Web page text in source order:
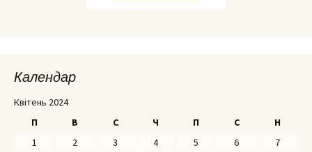
Календар
Квітень 2024
П
В С Ч П С Н
1 2 3 4 5 6
7